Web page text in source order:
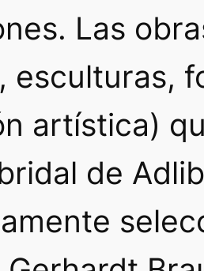
Las
esculturas,
artística)
de